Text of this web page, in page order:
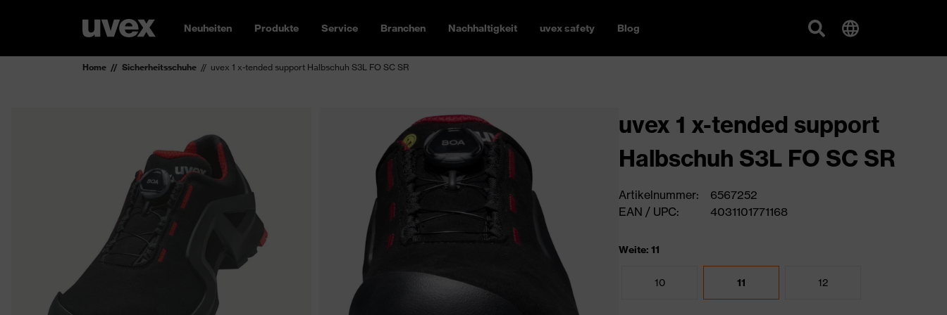
Neuheiten Produkte Service Branchen Nachhaltigkeit uvex safety Blog
Home Sicherheitsschuhe uvex 1 x-tended support Halbschuh S3L FO SC SR
uvex 1 x-tended support
Halbschuh S3L FO SC SR
Artikelnummer:
6567252
EAN / UPC:
4031101771168
Weite: 11
10 11 12